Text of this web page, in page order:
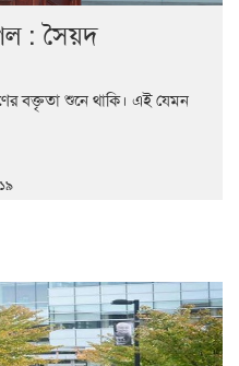
: সৈয়দ
বক্তৃতা শুনে থাকি। এই যেমন